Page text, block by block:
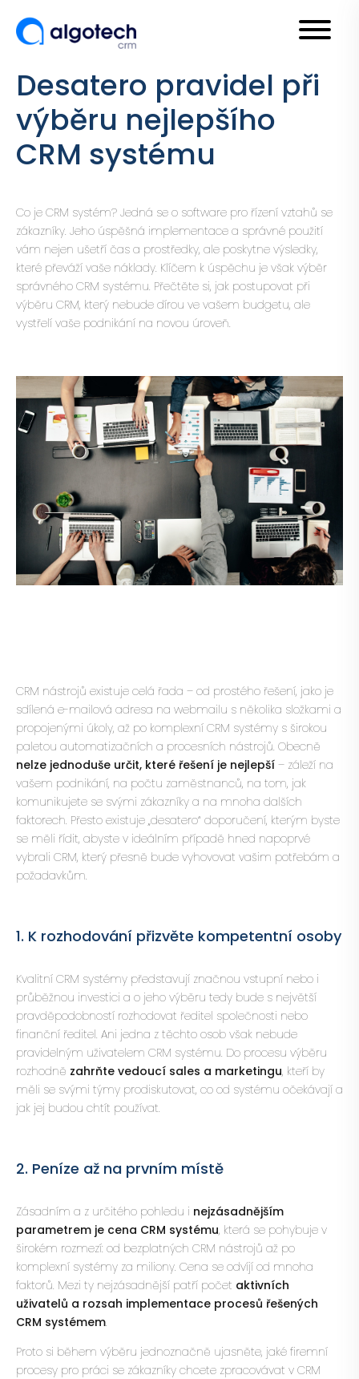
Desatero pravidel při
výběru nejlepšího
CRM systému
Co je CRM systém? Jedná se o software pro řízení vztahů se
zákazníky. Jeho úspěšná implementace a správné použití
vám nejen ušetří čas a prostředky, ale poskytne výsledky,
které převáží vaše náklady. Klíčem k úspěchu je však výběr
správného CRM systému. Přečtěte si, jak postupovat při
výběru CRM, který nebude dírou ve vašem budgetu, ale
vystřelí vaše podnikání na novou úroveň.
CRM nástrojů existuje celá řada – od prostého řešení, jako je
sdílená e-mailová adresa na webmailu s několika složkami a
propojenými úkoly, až po komplexní CRM systémy s širokou
paletou automatizačních a procesních nástrojů. Obecně
nelze jednoduše určit, které řešení je nejlepší – záleží na
vašem podnikání, na počtu zaměstnanců, na tom, jak
komunikujete se svými zákazníky a na mnoha dalších
faktorech. Přesto existuje „desatero“ doporučení, kterým byste
se měli řídit, abyste v ideálním případě hned napoprvé
vybrali CRM, který přesně bude vyhovovat vašim potřebám a
požadavkům.
1. K rozhodování přizvěte kompetentní osoby
Kvalitní CRM systémy představují značnou vstupní nebo i
průběžnou investici a o jeho výběru tedy bude s největší
pravděpodobností rozhodovat ředitel společnosti nebo
finanční ředitel. Ani jedna z těchto osob však nebude
pravidelným uživatelem CRM systému. Do procesu výběru
rozhodně zahrňte vedoucí sales a marketingu, kteří by
měli se svými týmy prodiskutovat, co od systému očekávají a
jak jej budou chtít používat.
2. Peníze až na prvním místě
Zásadním a z určitého pohledu i nejzásadnějším
parametrem je cena CRM systému, která se pohybuje v
širokém rozmezí: od bezplatných CRM nástrojů až po
komplexní systémy za miliony. Cena se odvíjí od mnoha
faktorů. Mezi ty nejzásadnější patří počet aktivních
uživatelů a rozsah implementace procesů řešených
CRM systémem.
Proto si během výběru jednoznačně ujasněte, jaké firemní
procesy pro práci se zákazníky chcete zpracovávat v CRM